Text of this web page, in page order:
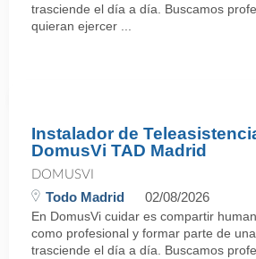
trasciende el día a día. Buscamos
quieran ejercer ...
Instalador de
DomusVi TAD Madrid
DOMUSVI
Todo Madrid 02/08/2026
En DomusVi cuidar es compartir
como profesional y formar parte de
trasciende el día a día. Buscamos